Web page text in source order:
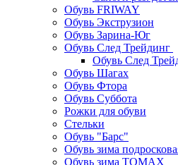
Обувь FRIWAY
Обувь Экструзион
Обувь Зарина-Юг
Обувь След Трейдинг
Обувь След
Обувь Шагах
Обувь Фтора
Обувь Суббота
Рожки для обуви
Стельки
Обувь "Барс"
Обувь зима
Обувь зима ТОМАХ